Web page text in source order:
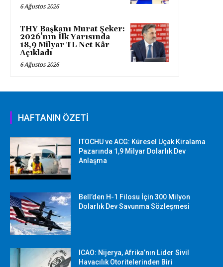
6 Ağustos 2026
THY Başkanı Murat Şeker:
2026’nın İlk Yarısında
18,9 Milyar TL Net Kâr
Açıkladı
6 Ağustos 2026
HAFTANIN ÖZETİ
ITOCHU ve ACG: Küresel Uçak Kiralama
Pazarında 1,9 Milyar Dolarlık Dev
Anlaşma
Bell’den H-1 Filosu İçin 300 Milyon
Dolarlık Dev Savunma Sözleşmesi
ICAO: Nijerya, Afrika’nın Lider Sivil
Havacılık Otoritelerinden Biri